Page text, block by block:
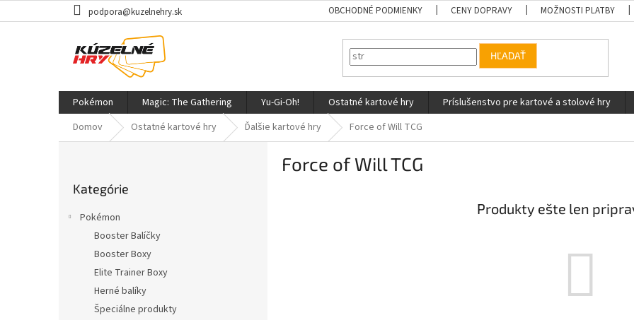
na
podpora@kuzelnehry.sk OBCHODNÉ PODMIENKY CENY DOPRAVY MOŽNOSTI PLATBY
HĽADAŤ
Pokémon Magic: The Gathering Yu-Gi-Oh! Ostatné kartové hry Príslušenstvo pre kartové a stolové hry
Domov
Ostatné kartové hry Ďalšie kartové hry Force of Will TCG
kategórie
Kategórie
Pokémon
Booster Balíčky
Booster Boxy
Elite Trainer Boxy
Herné balíky
Špeciálne produkty
Force of Will TCG
Produkty ešte len